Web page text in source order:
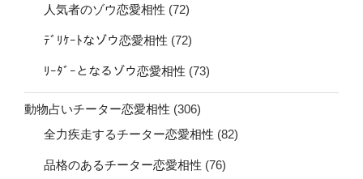
人気者のゾウ恋愛相性 (72)
ﾃﾞﾘｹｰﾄなゾウ恋愛相性 (72)
ﾘｰﾀﾞｰとなるゾウ恋愛相性 (73)
動物占いチーター恋愛相性 (306)
全力疾走するチーター恋愛相性 (82)
品格のあるチーター恋愛相性 (76)